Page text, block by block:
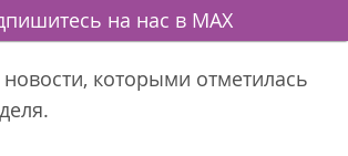
на нас в MAX
которыми отметилась